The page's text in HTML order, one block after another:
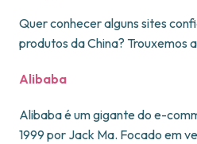
Quer conhecer alguns sites
produtos da China? Trouxemos
Alibaba
Alibaba é um gigante do e-
1999 por Jack Ma. Focado em